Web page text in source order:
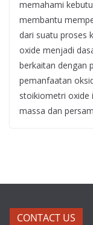
memahami
membantu
dari suatu proses
oxide menjadi
berkaitan dengan
pemanfaatan
stoikiometri oxide
massa dan
CONTACT US